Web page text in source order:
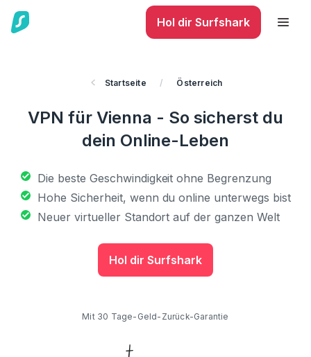
Hol dir Surfshark
Startseite / Österreich
VPN für Vienna - So sicherst du
dein Online-Leben
Die beste Geschwindigkeit ohne Begrenzung
Hohe Sicherheit, wenn du online unterwegs bist
Neuer virtueller Standort auf der ganzen Welt
Hol dir Surfshark
Mit 30 Tage-Geld-Zurück-Garantie